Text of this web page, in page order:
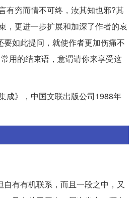
有穷而情不可终，汝其知也邪?其
，更进一步扩展和加深了作者的哀
要如此提问，就使作者更加伤痛不
用的结束语，意谓请你来享受这
成》，中国文联出版公司1988年
有有机联系，而且一段之中，又